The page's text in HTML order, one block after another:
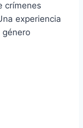
crímenes
experiencia
género